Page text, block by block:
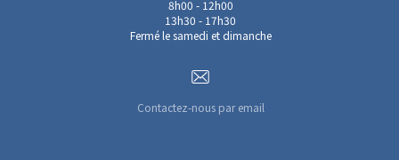
8h00 - 12h00
13h30 - 17h30
Fermé le samedi et dimanche
Contactez-nous par email